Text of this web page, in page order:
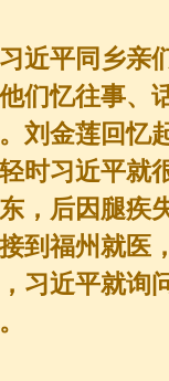
近平同乡亲
们忆往事、
刘金莲回忆
时习近平就
，后因腿疾
到福州就医
习近平就询